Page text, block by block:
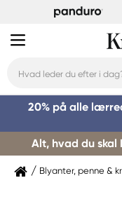
20% på alle
Alt, hvad du skal
Blyanter, penne &